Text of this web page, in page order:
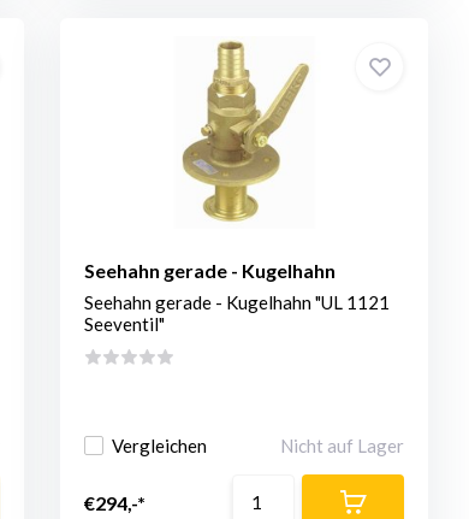
Seehahn gerade - Kugelhahn
Seehahn gerade - Kugelhahn "UL 1121
Seeventil"
Vergleichen Nicht auf Lager
€294,-*